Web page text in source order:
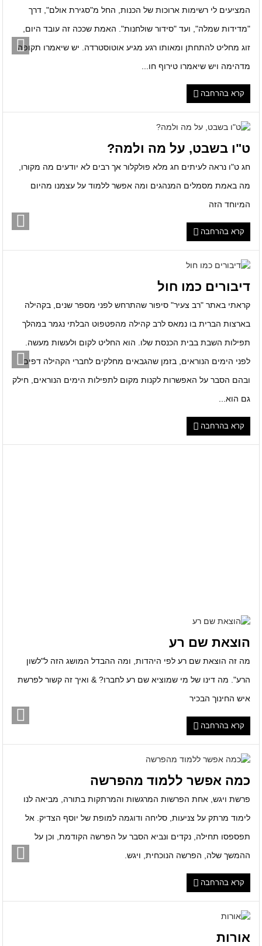
המציעים לי רשימות ארוכות של הכנות, החל מ"סגירת אולם", דרך
"מדידות שמלה", ועד "סידור שולחנות". האמת שככה זה עובד היום,
זוג מחליט להתחתן ומאותו רגע מגיע אוטוסטרדה. יש שיאמרו תקופה
מדהימה ויש שיאמרו טירוף חו...
קרא בהרחבה
ט"ו בשבט, על מה ולמה?
חג ט"ו נראה לעיתים חג מלא פולקלור אך רבים לא יודעים מה מקורו,
מה באמת מסמלים המנהגים ומה אפשר ללמוד על עצמנו מהיום
המיוחד הזה
קרא בהרחבה
דיבורים כמו חול
קראתי באתר "רב צעיר" סיפור שהתרחש לפני מספר שנים, בקהילה
בארצות הברית בו נמאס לרב קהילה מהפטפוט הבלתי נגמר במהלך
תפילות השבת בבית הכנסת שלו. הוא החליט לקום ולעשות מעשה.
לפני הימים הנוראים, בזמן שהגבאים מחלקים לחברי הקהילה דפים
ובהם הסבר על האפשרות לקנות מקום לתפילות הימים הנוראים, חילק
גם הוא...
קרא בהרחבה
הוצאת שם רע
מה זה הוצאת שם רע לפי היהדות, ומה ההבדל המושג הזה ל"לשון
הרע". מה דינו של מי שמוציא שם רע לחברו? & ואיך זה קשור לפרשת
איש החינוך הבכיר
קרא בהרחבה
כמה אפשר ללמוד מהפרשה
פרשת ויגש, אחת הפרשות המרגשות והמרתקות בתורה, מביאה לנו
לימוד מרתק על צניעות, סליחה ודוגמה למופת של יוסף הצדיק. אל
תפספסו תחילה, נקדים ונביא הסבר על הפרשה הקודמת, וכן על
ההמשך שלה, הפרשה הנוכחית, ויגש.
קרא בהרחבה
אורות